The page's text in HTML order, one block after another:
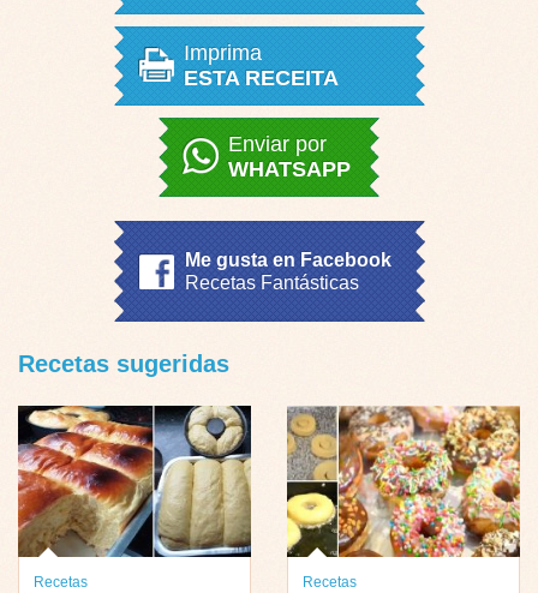
Imprima
ESTA RECEITA
Enviar por
WHATSAPP
Me gusta en Facebook
Recetas Fantásticas
Recetas sugeridas
Recetas
Recetas